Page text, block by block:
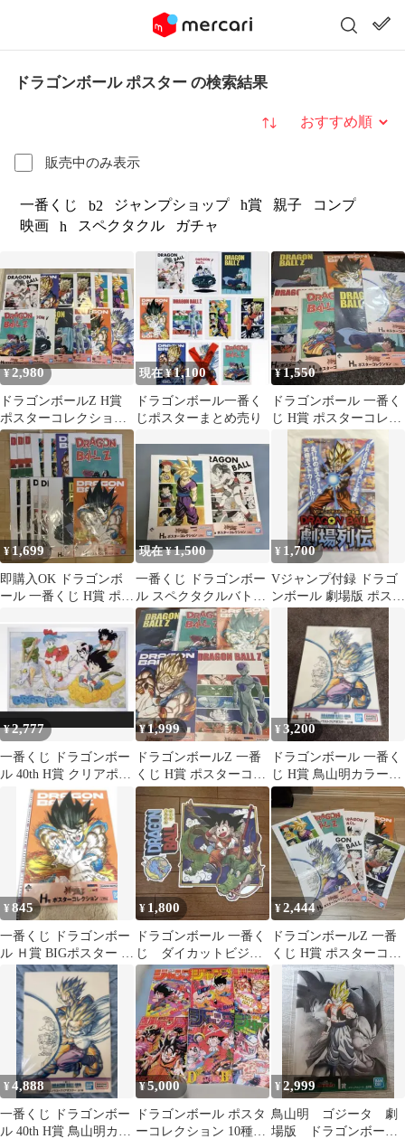
ドラゴンボール ポスター の検索結果
販売中のみ表示
並び替え
一番くじ b2 ジャンプショップ h賞 親子
コンプ
映画
h スペクタクル ガチャ
¥2,980
ドラゴンボールZ H賞
ポスターコレクション
全10種セット＋2枚
現在 ¥1,100
ドラゴンボール一番く
じポスターまとめ売り
¥1,550
ドラゴンボール 一番く
じ H賞 ポスターコレク
ション 5枚セット
¥ 1,699
即購入OK ドラゴンボ
ール 一番くじ H賞 ポス
め売り
現在 ¥1,500
一番くじ ドラゴンボー
ル スペクタクルバトル
H賞 ポスター 2枚セッ
ト
¥ 1,700
Vジャンプ付録 ドラゴ
ンボール 劇場版 ポスト
カード大全
¥2,777
一番くじ ドラゴンボー
ル 40th H賞 クリアポス
¥1,999
ドラゴンボールZ 一番
くじ H賞 ポスターコレ
クション ５種5枚セッ
ト➕2枚
¥3,200
ドラゴンボール 一番く
じ H賞 鳥山明カラーイ
ラストクリアポスター
¥845
一番くじ ドラゴンボー
ル Ｈ賞 BIGポスター 最
短月曜発送⭕️
¥ 1,800
ドラゴンボール 一番く
じ ダイカットビジュ
アルボード 孫悟空 一
巻表紙
¥2,444
ドラゴンボールZ 一番
くじ H賞 ポスターコレ
クション 7種セット
¥4,888
一番くじ ドラゴンボー
ル 40th H賞 鳥山明カラ
¥5,000
ドラゴンボール ポスタ
ーコレクション 10種
¥2,999
鳥山明 ゴジータ 劇
場版 ドラゴンボー